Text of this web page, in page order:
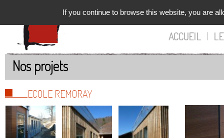
ACCUEIL |
Nos projets
ECOLE REMORAY
If you continue to browse this website, you are